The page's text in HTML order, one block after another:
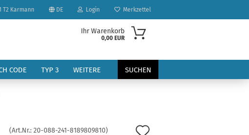
T2 Karmann DE Login Merkzettel
Ihr Warenkorb
0,00 EUR
CODE TYP 3 SUCHEN
WEITERE
(Art.Nr.: 20-088-241-8189809810)